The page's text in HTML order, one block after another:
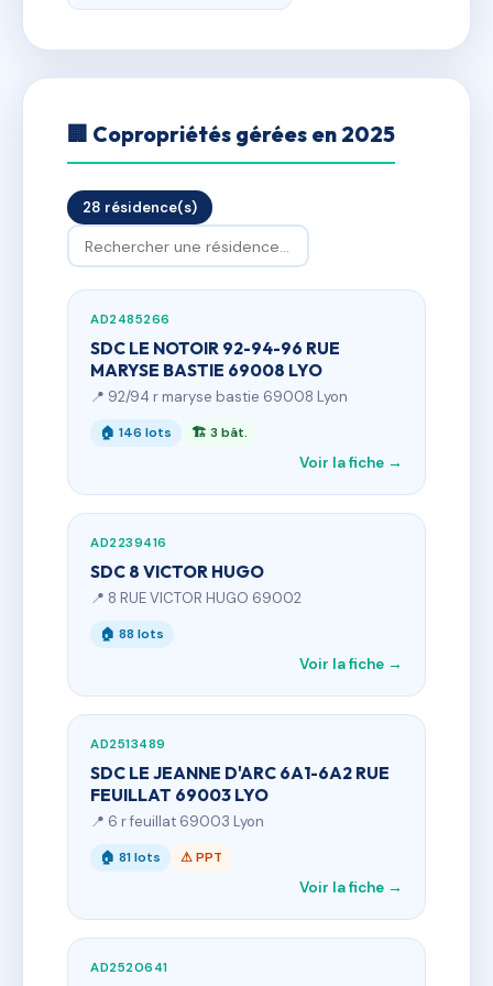
🏢 Copropriétés gérées en 2025
28 résidence(s)
AD2485266
SDC LE NOTOIR 92-94-96 RUE
MARYSE BASTIE 69008 LYO
📍 92/94 r maryse bastie 69008 Lyon
🏠 146 lots 🏗 3 bât.
Voir la fiche →
AD2239416
SDC 8 VICTOR HUGO
📍 8 RUE VICTOR HUGO 69002
🏠 88 lots
Voir la fiche →
AD2513489
SDC LE JEANNE D'ARC 6A1-6A2 RUE
FEUILLAT 69003 LYO
📍 6 r feuillat 69003 Lyon
🏠 81 lots ⚠ PPT
Voir la fiche →
AD2520641